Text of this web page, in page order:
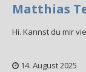
Matthias
Hi. Kannst du mir
14. August 2025